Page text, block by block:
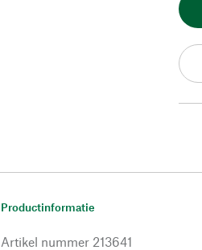
Productinformatie
Artikel nummer 213641